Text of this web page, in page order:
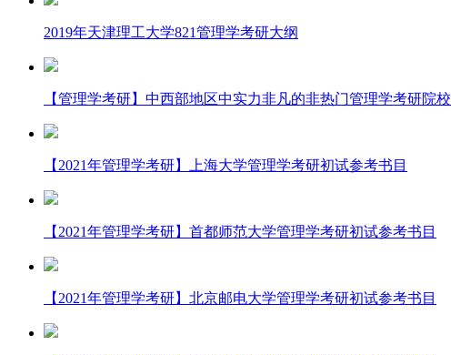
2019年天津理工大学821管理学考研大纲
【管理学考研】中西部地区中实力非凡的非热门管理学考研院校
【2021年管理学考研】上海大学管理学考研初试参考书目
【2021年管理学考研】首都师范大学管理学考研初试参考书目
【2021年管理学考研】北京邮电大学管理学考研初试参考书目